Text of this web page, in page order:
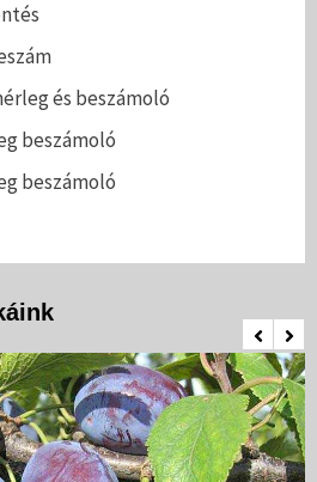
és beszámoló
beszámoló
beszámoló